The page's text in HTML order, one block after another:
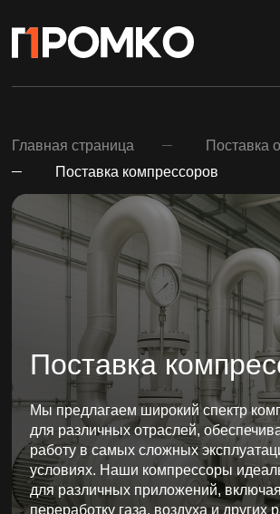
Винтовые компрессоры:
Поставка компрессоров
Мы предлагаем широкий спектр компрессоров
для различных отраслей, обеспечивая надежную
работу в самых сложных эксплуатационных
условиях. Наши компрессоры идеально подходят
для различных приложений, включая
переработку газа, воздуха и других рабочих
жидкостей. Мы поставляем компрессоры,
соответствующие самым высоким стандартам
качества и безопасности.